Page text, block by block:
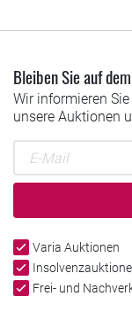
Bleiben Sie auf
Wir informieren
unsere Auktionen
Varia Auktionen
Frei- und